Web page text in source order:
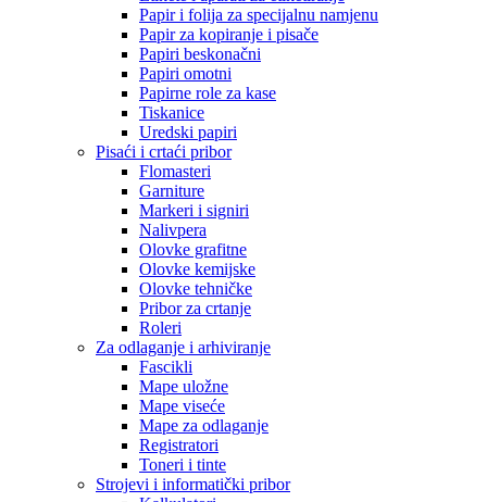
Papir i folija za specijalnu namjenu
Papir za kopiranje i pisače
Papiri beskonačni
Papiri omotni
Papirne role za kase
Tiskanice
Uredski papiri
Pisaći i crtaći pribor
Flomasteri
Garniture
Markeri i signiri
Nalivpera
Olovke grafitne
Olovke kemijske
Olovke tehničke
Pribor za crtanje
Roleri
Za odlaganje i arhiviranje
Fascikli
Mape uložne
Mape viseće
Mape za odlaganje
Registratori
Toneri i tinte
Strojevi i informatički pribor